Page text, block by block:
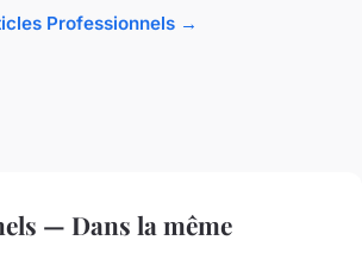
Professionnels →
— Dans la même